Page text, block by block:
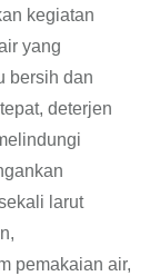
kegiatan
yang
bersih dan
deterjen
larut
pemakaian air,